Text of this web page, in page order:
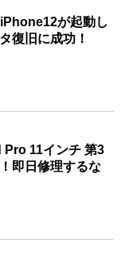
が起動し
復旧に成功！
Pro 11インチ 第3
即日修理するな